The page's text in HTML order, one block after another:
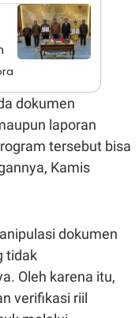
dokumen
laporan
tersebut bisa
Kamis
dokumen
tidak
Oleh karena itu,
verifikasi riil